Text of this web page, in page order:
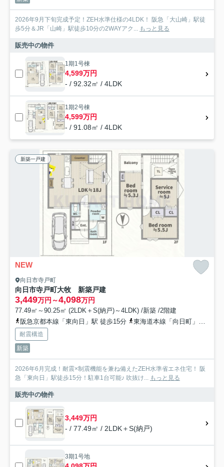
2026年9月下旬完成予定！ZEH水準仕様の4LDK！ 阪急「大山崎」駅徒
歩5分＆JR「山崎」駅徒歩10分の2WAYアク...
もっと見る
販売中の物件
1期1号棟
4,599万円
- / 92.32㎡ / 4LDK
1期2号棟
4,599万円
- / 91.08㎡ / 4LDK
新築一戸建
NEW
向日市寺戸町
向日市寺戸町大牧 新築戸建
3,449万円～4,098万円
77.49㎡～90.25㎡ (2LDK＋S(納戸)～4LDK) /新築 /2階建
阪急京都本線「東向日」駅 徒歩15分
東海道本線「向日町」駅 徒歩20分
耐震構造
新築
2026年6月完成！耐震×制震機能を兼ね備えたZEH水準省エネ住宅！ 阪
急「東向日」駅徒歩15分！駐車1台可能♪ 吹抜け...
もっと見る
販売中の物件
3,449万円
- / 77.49㎡ / 2LDK＋S(納戸)
3期1号地